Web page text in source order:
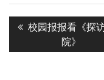
navigation
Previous
校园报报看《探
院》